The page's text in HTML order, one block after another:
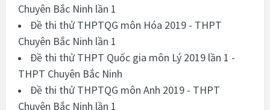
Chuyên Bắc Ninh lần 1
Đề thi thử THPTQG môn Hóa 2019 - THPT
Chuyên Bắc Ninh lần 1
Đề thi thử THPT Quốc gia môn Lý 2019 lần 1 -
THPT Chuyên Bắc Ninh
Đề thi thử THPTQG môn Anh 2019 - THPT
Chuyên Bắc Ninh lần 1